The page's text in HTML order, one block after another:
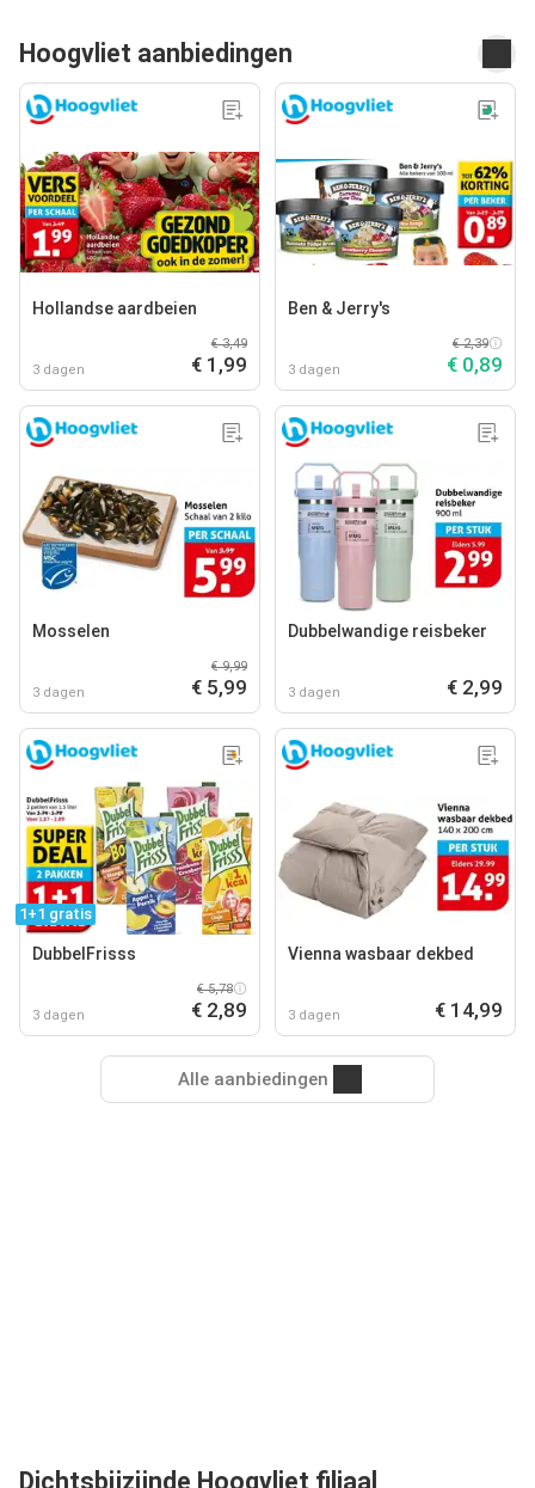
Hoogvliet aanbiedingen
Hollandse aardbeien
3 dagen
€ 3,49
€ 1,99
Ben & Jerry's
3 dagen
€ 2,39
€ 0,89
Mosselen
3 dagen
€ 9,99
€ 5,99
Dubbelwandige reisbeker
3 dagen € 2,99
1+1 gratis
DubbelFrisss
3 dagen
€ 5,78
€ 2,89
Vienna wasbaar dekbed
3 dagen € 14,99
Alle aanbiedingen
Dichtsbijzijnde Hoogvliet filiaal